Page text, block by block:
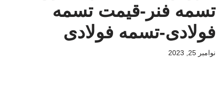
تسمه فنر-قیمت تسمه
فولادی-تسمه فولادی
نوامبر 25, 2023